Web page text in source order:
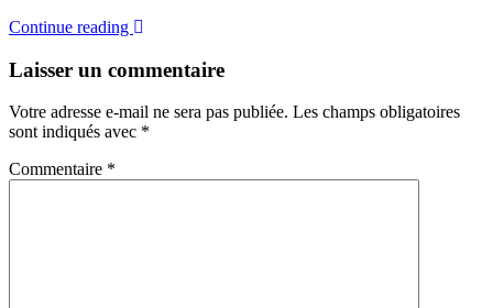
Continue reading
Laisser un commentaire
Votre adresse e-mail ne sera pas publiée. Les champs obligatoires
sont indiqués avec *
Commentaire *